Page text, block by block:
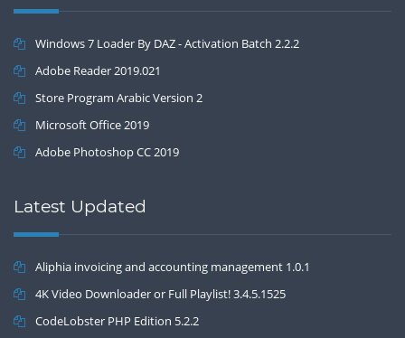
Windows 7 Loader By DAZ - Activation Batch 2.2.2
Adobe Reader 2019.021
Store Program Arabic Version 2
Microsoft Office 2019
Adobe Photoshop CC 2019
Latest Updated
Aliphia invoicing and accounting management 1.0.1
4K Video Downloader or Full Playlist! 3.4.5.1525
CodeLobster PHP Edition 5.2.2